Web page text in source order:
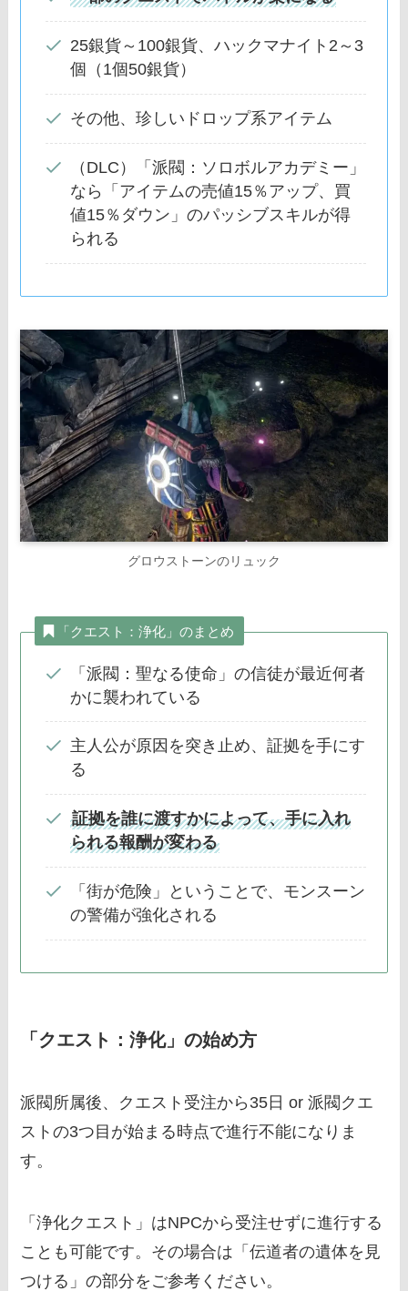
25銀貨～100銀貨、ハックマナイト2～3
個（1個50銀貨）
その他、珍しいドロップ系アイテム
（DLC）「派閥：ソロボルアカデミー」
なら「アイテムの売値15％アップ、買
値15％ダウン」のパッシブスキルが得
られる
グロウストーンのリュック
「クエスト：浄化」のまとめ
「派閥：聖なる使命」の信徒が最近何者
かに襲われている
主人公が原因を突き止め、証拠を手にす
る
証拠を誰に渡すかによって、手に入れ
られる報酬が変わる
「街が危険」ということで、モンスーン
の警備が強化される
「クエスト：浄化」の始め方
派閥所属後、クエスト受注から35日 or 派閥クエ
ストの3つ目が始まる時点で進行不能になりま
す。
「浄化クエスト」はNPCから受注せずに進行する
ことも可能です。その場合は「伝道者の遺体を見
つける」の部分をご参考ください。